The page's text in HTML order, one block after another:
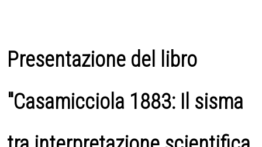
Presentazione del libro
"Casamicciola 1883: Il sisma